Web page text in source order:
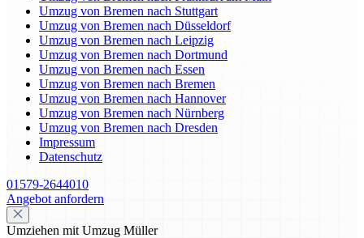
Umzug von Bremen nach Stuttgart
Umzug von Bremen nach Düsseldorf
Umzug von Bremen nach Leipzig
Umzug von Bremen nach Dortmund
Umzug von Bremen nach Essen
Umzug von Bremen nach Bremen
Umzug von Bremen nach Hannover
Umzug von Bremen nach Nürnberg
Umzug von Bremen nach Dresden
Impressum
Datenschutz
01579-2644010
Angebot anfordern
Umziehen mit Umzug Müller